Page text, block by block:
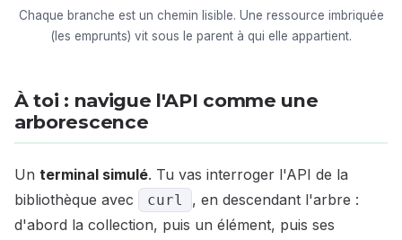
Chaque branche est un chemin lisible. Une ressource imbriquée
(les emprunts) vit sous le parent à qui elle appartient.
À toi : navigue l'API comme une
arborescence
Un terminal simulé. Tu vas interroger l'API de la
bibliothèque avec
curl
, en descendant l'arbre :
d'abord la collection, puis un élément, puis ses